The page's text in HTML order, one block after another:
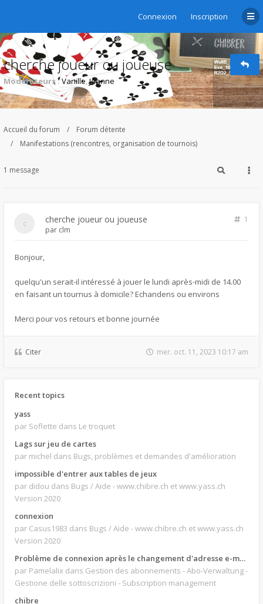
Connexion Inscription
cherche joueur ou joueuse
Modérateurs :Vanille,Jeanne
Accueil du forum
Forum détente
Manifestations (rencontres, organisation de tournois)
1 message
cherche joueur ou joueuse
1
par clm
Bonjour,
quelqu'un serait-il intéressé à jouer le lundi après-midi de 14.00
en faisant un tournus à domicile? Echandens ou environs
Merci pour vos retours et bonne journée
Citer mer. oct. 11, 2023 10:17 am
Recent topics
yass
par Soflette dans Le troquet
Lags sur jeu de cartes
par michel dans Bugs, problèmes et demandes d'amélioration
impossible d'entrer aux tables de jeux
par didou dans Bugs / Aide - www.chibre.ch et www.yass.ch
Version 2020
connexion
par Casus1983 dans Bugs / Aide - www.chibre.ch et www.yass.ch
Version 2020
Problème de connexion après le changement d'adresse e-mail.
par Pamelalix dans Gestion des abonnements - Abo-Verwaltung -
Gestione delle sottoscrizioni - Subscription management
chibre